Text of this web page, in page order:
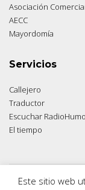
Asociación
AECC
Mayordomía
Servicios
Callejero
Traductor
Escuchar
El tiempo
© 2026 Moratalla
Este sitio web